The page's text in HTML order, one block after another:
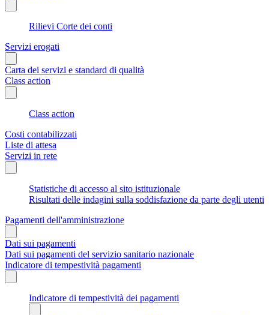
Rilievi Corte dei conti
Servizi erogati
Carta dei servizi e standard di qualità
Class action
Class action
Costi contabilizzati
Liste di attesa
Servizi in rete
Statistiche di accesso al sito istituzionale
Risultati delle indagini sulla soddisfazione da parte degli utenti
Pagamenti dell'amministrazione
Dati sui pagamenti
Dati sui pagamenti del servizio sanitario nazionale
Indicatore di tempestività pagamenti
Indicatore di tempestività dei pagamenti